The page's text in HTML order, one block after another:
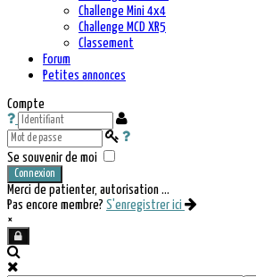
Challenge Mini 4x4
Challenge MCD XR5
Classement
Forum
Petites annonces
Compte
Se souvenir de moi
Connexion
Merci de patienter, autorisation ...
Pas encore membre? S'enregistrer ici
×